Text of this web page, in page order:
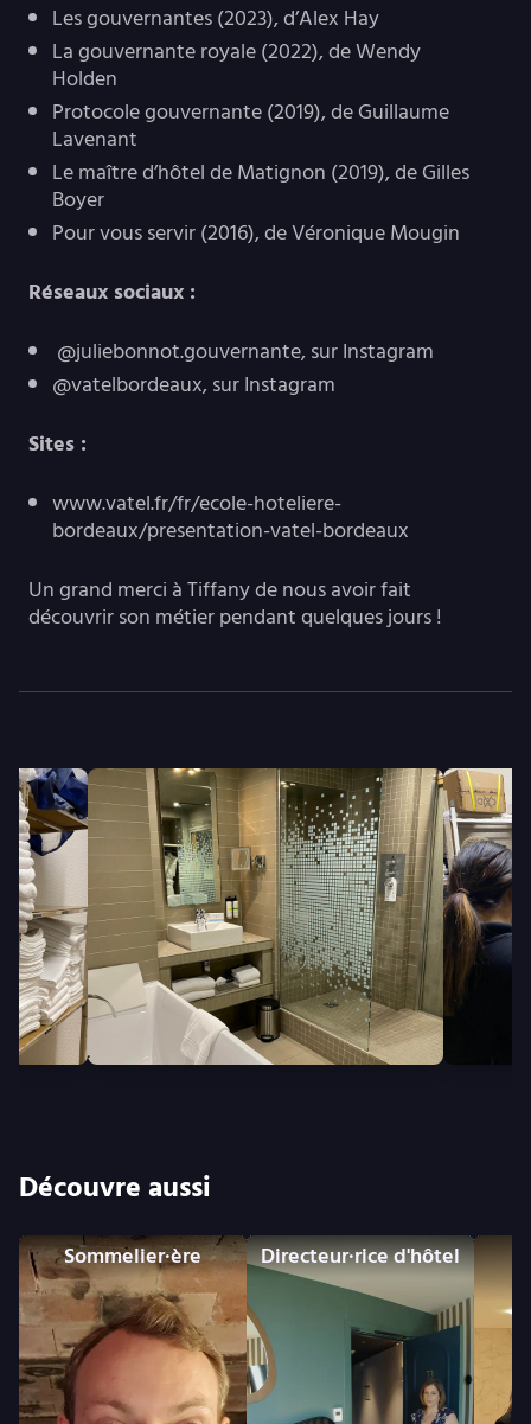
Les gouvernantes (2023), d’Alex Hay
La gouvernante royale (2022), de Wendy
Holden
Protocole gouvernante (2019), de Guillaume
Lavenant
Le maître d’hôtel de Matignon (2019), de Gilles
Boyer
Pour vous servir (2016), de Véronique Mougin
Réseaux sociaux :
@juliebonnot.gouvernante, sur Instagram
@vatelbordeaux, sur Instagram
Sites :
www.vatel.fr/fr/ecole-hoteliere-
bordeaux/presentation-vatel-bordeaux
Un grand merci à Tiffany de nous avoir fait
découvrir son métier pendant quelques jours !
Découvre aussi
Sommelier·ère Directeur·rice d'hôtel